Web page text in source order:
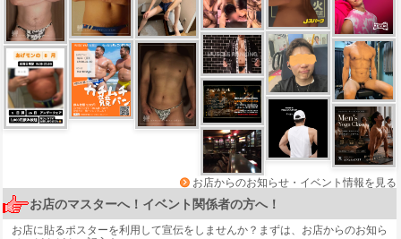
お店からのお知らせ・イベント情報を見る
お店のマスターへ！イベント関係者の方へ！
お店に貼るポスターを利用して宣伝をしませんか？まずは、 お店からのお知ら